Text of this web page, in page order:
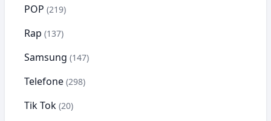
POP (219)
Rap (137)
Samsung (147)
Telefone (298)
Tik Tok (20)